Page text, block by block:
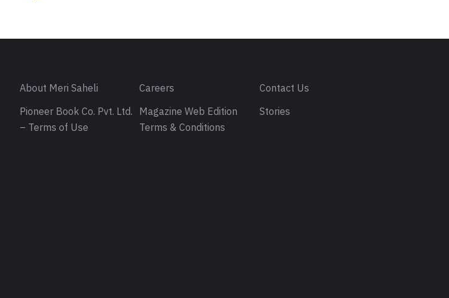
About Meri Saheli Careers
Contact Us
Pioneer Book Co. Pvt. Ltd.
– Terms of Use
Magazine Web Edition
Terms & Conditions
Stories